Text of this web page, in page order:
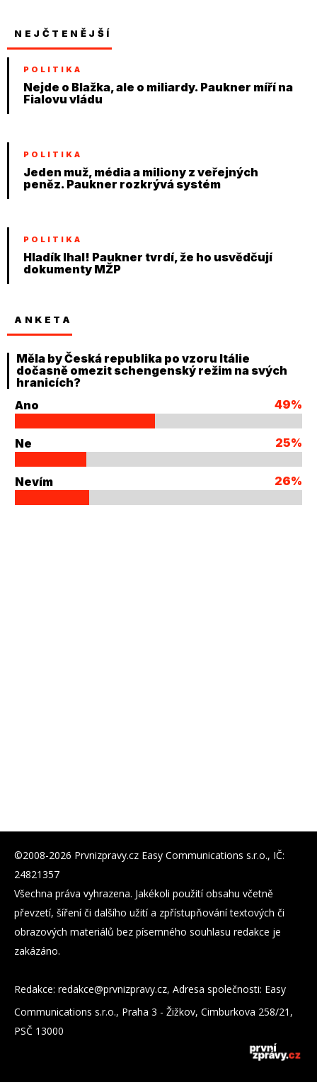
NEJČTENĚJŠÍ
POLITIKA
Nejde o Blažka, ale o miliardy. Paukner míří na
Fialovu vládu
POLITIKA
Jeden muž, média a miliony z veřejných
peněz. Paukner rozkrývá systém
POLITIKA
Hladík lhal! Paukner tvrdí, že ho usvědčují
dokumenty MŽP
ANKETA
Měla by Česká republika po vzoru Itálie
dočasně omezit schengenský režim na svých
hranicích?
Ano
49%
Ne 25%
Nevím 26%
©2008-2026 Prvnizpravy.cz Easy Communications s.r.o., IČ:
24821357
Všechna práva vyhrazena. Jakékoli použití obsahu včetně
převzetí, šíření či dalšího užití a zpřístupňování textových či
obrazových materiálů bez písemného souhlasu redakce je
zakázáno.
Redakce: zc.yvarpzinvrp@eckader, Adresa společnosti: Easy
Communications s.r.o., Praha 3 - Žižkov, Cimburkova 258/21,
PSČ 13000